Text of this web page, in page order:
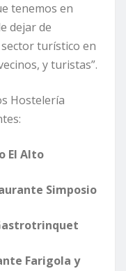
tenemos en
dejar de
turístico en
y turistas”.
Hostelería
El Alto
Simposio
Farigola y